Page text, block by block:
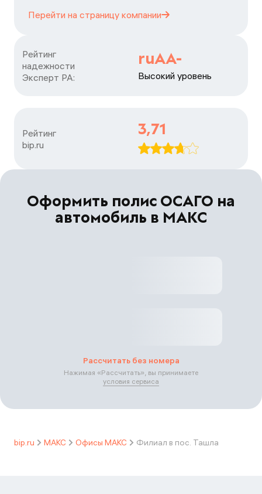
Перейти на страницу компании
Рейтинг
надежности
Эксперт РА:
ruAA-
Высокий уровень
Рейтинг
bip.ru
3,71
Оформить полис ОСАГО на
автомобиль в МАКС
Рассчитать без номера
Нажимая «Рассчитать», вы принимаете
условия сервиса
bip.ru МАКС Офисы МАКС Филиал в пос. Ташла